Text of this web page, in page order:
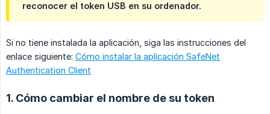
reconocer el token USB en su ordenador.
Si no tiene instalada la aplicación, siga las instrucciones del
enlace siguiente: Cómo instalar la aplicación SafeNet
Authentication Client
1. Cómo cambiar el nombre de su token